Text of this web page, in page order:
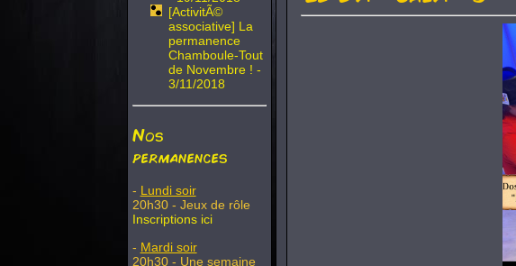
[ActivitÃ©
associative] La
permanence
Chamboule-Tout
de Novembre ! -
3/11/2018
Nos
permanences
- Lundi soir
20h30 - Jeux de rôle
Inscriptions ici
- Mardi soir
20h30 - Une semaine